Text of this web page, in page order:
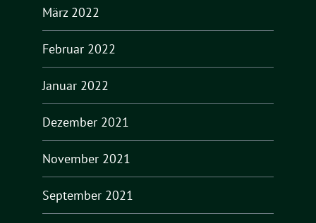
März 2022
Februar 2022
Januar 2022
Dezember 2021
November 2021
September 2021